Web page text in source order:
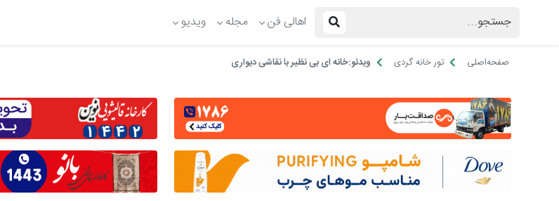
اهالی فن مجله ویدیو
صفحه‌اصلی تور خانه گردی ویدئو:خانه ای بی نظیر با نقاشی دیواری